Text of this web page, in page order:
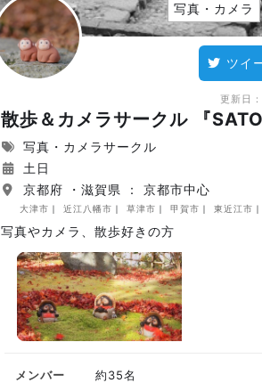
写真・カメラ
ツイ
更新日：
散歩＆カメラサークル 『
写真・カメラサークル
土日
京都府 ・滋賀県 ： 京都市中心
大津市 近江八幡市 草津市 甲賀市 東近江市
写真やカメラ、散歩好きの方
メンバー 約35名